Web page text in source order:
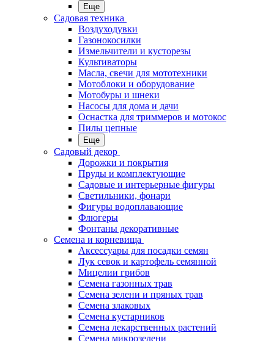
Еще
Садовая техника
Воздуходувки
Газонокосилки
Измельчители и кусторезы
Культиваторы
Масла, свечи для мототехники
Мотоблоки и оборудование
Мотобуры и шнеки
Насосы для дома и дачи
Оснастка для триммеров и мотокос
Пилы цепные
Еще
Садовый декор
Дорожки и покрытия
Пруды и комплектующие
Садовые и интерьерные фигуры
Светильники, фонари
Фигуры водоплавающие
Флюгеры
Фонтаны декоративные
Семена и корневища
Аксессуары для посадки семян
Лук севок и картофель семянной
Мицелии грибов
Семена газонных трав
Семена зелени и пряных трав
Семена злаковых
Семена кустарников
Семена лекарственных растений
Семена микрозелени